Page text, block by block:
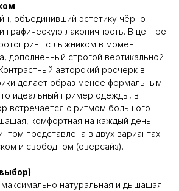
объединивший эстетику чёрно-
графическую лаконичность. В центре
с лыжником в момент
дополненный строгой вертикальной
авторский росчерк в
делает образ менее формальным
идеальный пример одежды, в
встречается с ритмом большого
комфортная на каждый день.
представлена в двух вариантах
и свободном (оверсайз).
натуральная и дышащая